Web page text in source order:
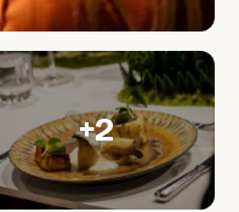
+2